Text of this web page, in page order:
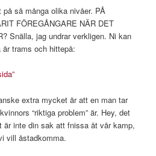
så många olika nivåer. PÅ
FÖREGÅNGARE NÄR DET
Snälla, jag undrar verkligen. Ni kan
trams och hittepå:
extra mycket är att en man tar
“riktiga problem” är. Hey, det
är inte din sak att fnissa åt vår kamp,
vill åstadkomma.